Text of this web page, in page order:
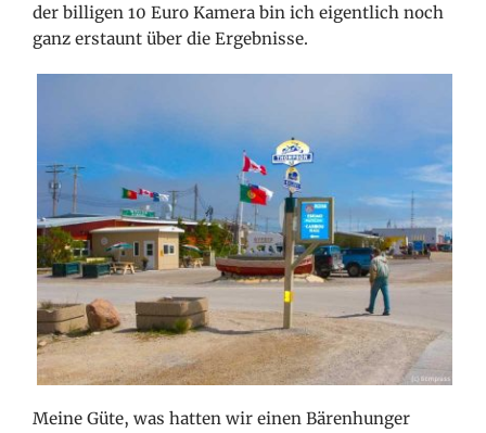
der billigen 10 Euro Kamera bin ich eigentlich noch
ganz erstaunt über die Ergebnisse.
Meine Güte, was hatten wir einen Bärenhunger